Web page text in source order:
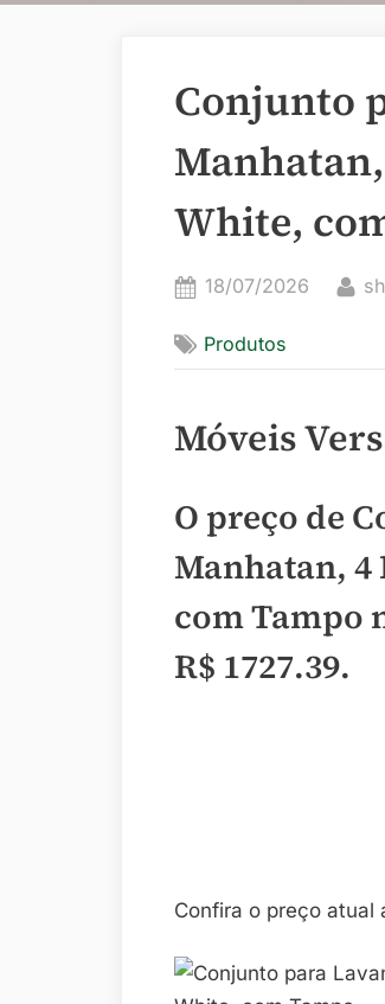
Conjunto
White,
Posted
18/07/2026 By
Produtos
Móveis
O preço de
Manhatan, 4
com Tampo
R$ 1727.39.
Confira o preço atual